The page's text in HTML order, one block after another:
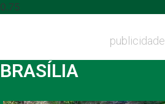
publicidade
BRASÍLIA